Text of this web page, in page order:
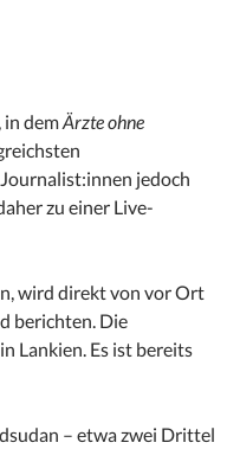
in demÄrzte ohne
jedoch
zu einer Live-
wird direkt von vor Ort
berichten. Die
Lankien. Es ist bereits
– etwa zwei Drittel